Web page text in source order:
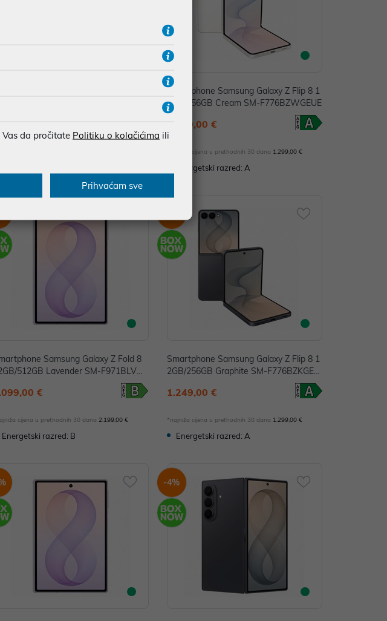
Smartphone Samsung Galaxy Z Flip 8 1
2GB/256GB Cream SM-F776BZWGEUE
1.249,00 €
*najniža cijena u prethodnih 30 dana 1.299,00 €
Energetski razred: A
Samsung Galaxy Z Fold 8
512GB Lavender SM-F971BLVCE
€
cijena u prethodnih 30 dana 2.199,00 €
Energetski razred: B
Smartphone Samsung Galaxy Z Flip 8 1
2GB/256GB Graphite SM-F776BZKGEU
1.249,00 €
*najniža cijena u prethodnih 30 dana 1.299,00 €
Energetski razred: A
-4%
da pročitate Politiku o kolačićima ili
Prihvaćam sve